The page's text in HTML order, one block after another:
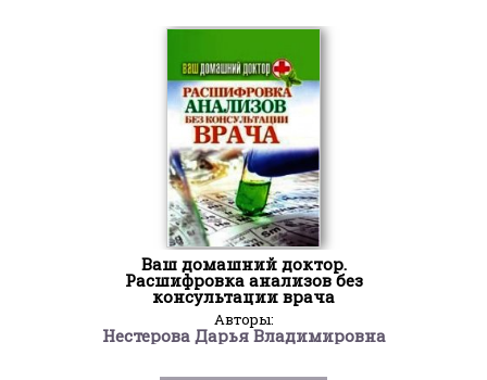
Ваш домашний доктор.
Расшифровка анализов без
консультации врача
Авторы:
Нестерова Дарья Владимировна